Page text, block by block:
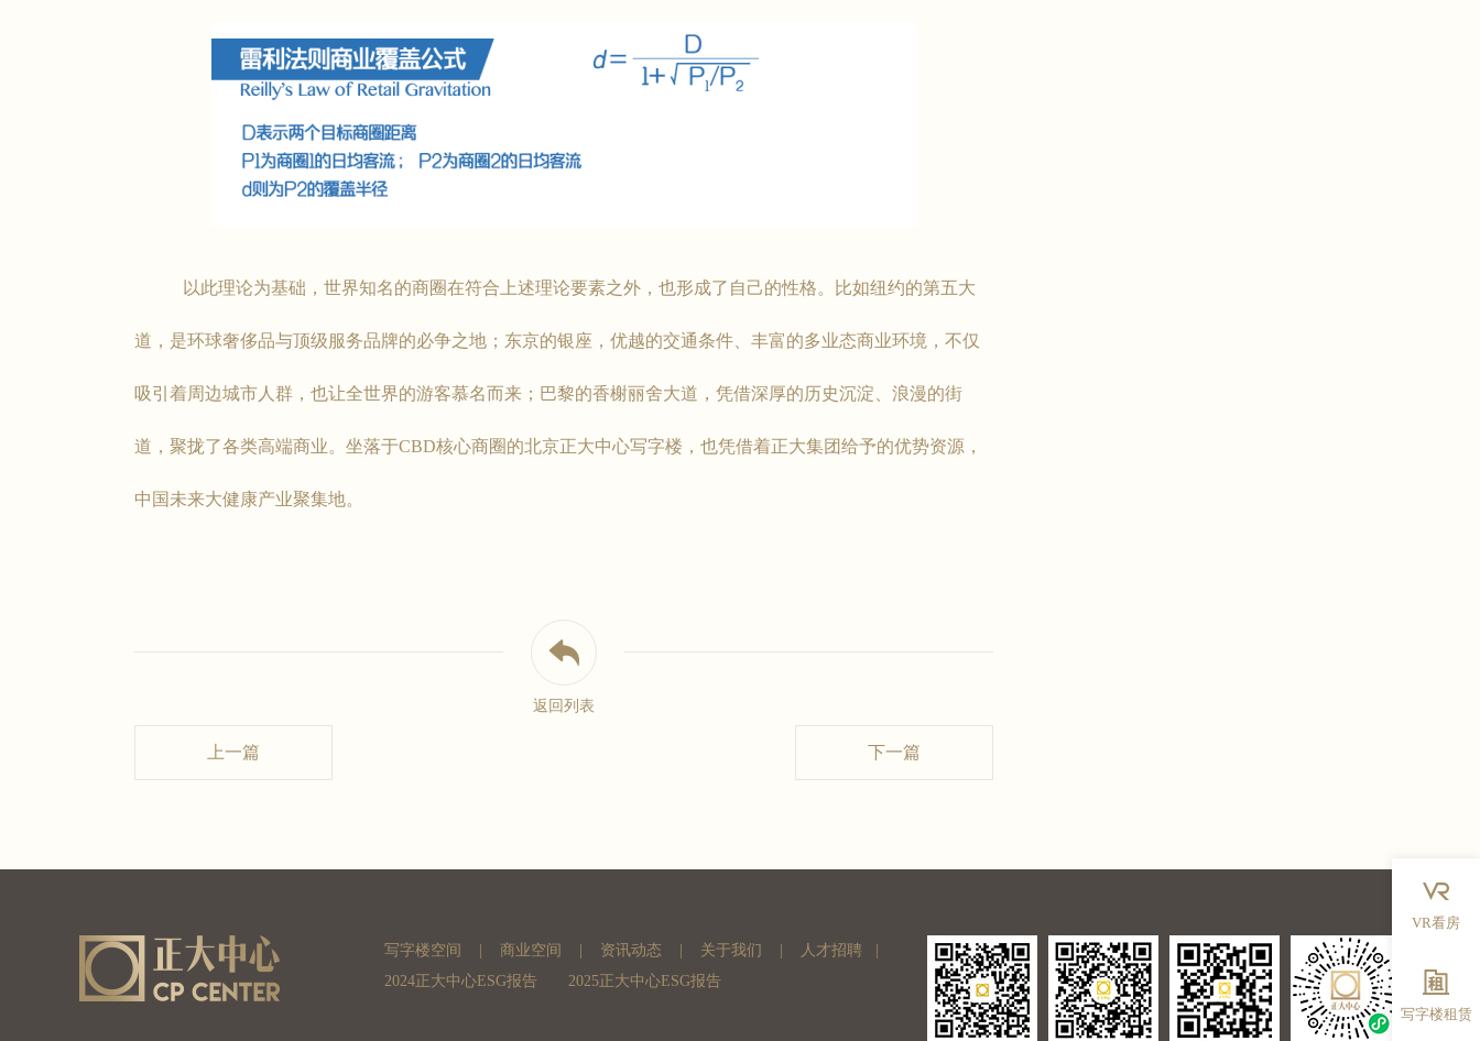
以此理论为基础，世界知名的商圈在符合上述理论要素之外，也形成了自己的性格。比如纽约的第五大
道，是环球奢侈品与顶级服务品牌的必争之地；东京的银座，优越的交通条件、丰富的多业态商业环境，不仅
吸引着周边城市人群，也让全世界的游客慕名而来；巴黎的香榭丽舍大道，凭借深厚的历史沉淀、浪漫的街
道，聚拢了各类高端商业。坐落于CBD核心商圈的北京正大中心写字楼，也凭借着正大集团给予的优势资源，
中国未来大健康产业聚集地。
返回列表
上一篇 下一篇
写字楼空间 商业空间 资讯动态 关于我们 人才招聘
2024正大中心ESG报告
2025正大中心ESG报告
VR看房
写字楼租赁